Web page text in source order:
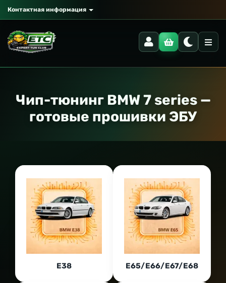
Контактная информация
Чип-тюнинг BMW 7 series —
готовые прошивки ЭБУ
E38 E65/E66/E67/E68